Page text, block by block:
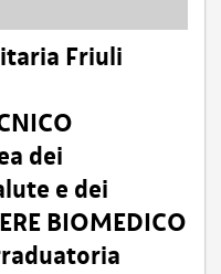
Friuli
dei
e dei
BIOMEDICO